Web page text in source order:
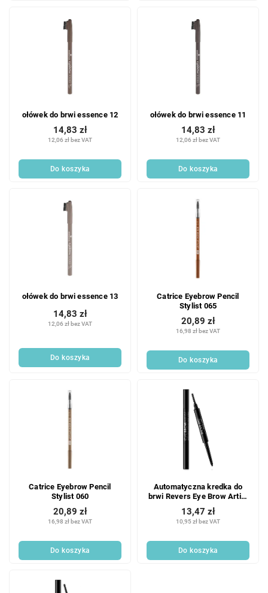
ołówek do brwi essence 12
12,06 zł bez VAT
14,83 zł
Do koszyka
ołówek do brwi essence 11
12,06 zł bez VAT
14,83 zł
Do koszyka
ołówek do brwi essence 13
12,06 zł bez VAT
14,83 zł
Do koszyka
Catrice Eyebrow Pencil
Stylist 065
16,98 zł bez VAT
20,89 zł
Do koszyka
Catrice Eyebrow Pencil
Stylist 060
16,98 zł bez VAT
20,89 zł
Do koszyka
Automatyczna kredka do
brwi Revers Eye Brow Artist
czarna 2,5 g
10,95 zł bez VAT
13,47 zł
Do koszyka